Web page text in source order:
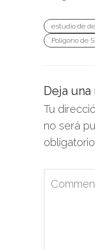
estudio de
Polígono de
Deja
Tu
no será